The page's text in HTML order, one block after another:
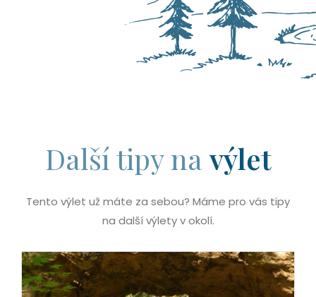
Další tipy navýlet
Tento výlet už máte za sebou? Máme pro vás tipy
na další výlety v okolí.